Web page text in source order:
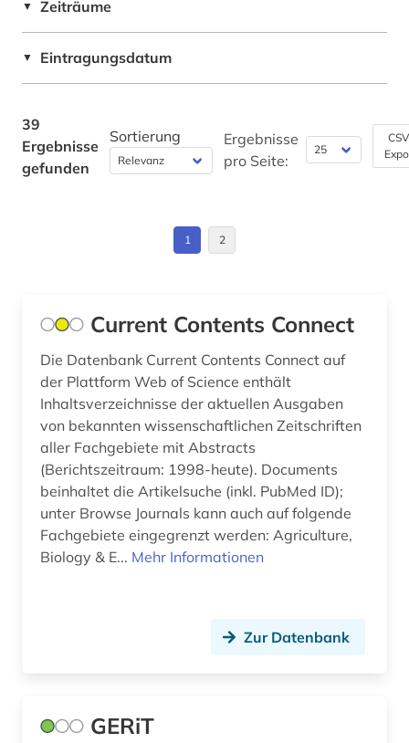
mediävistik (1)
mittellatein (1)
naturwissenschaft (1)
online-publikation (1)
open access (1)
organisation (1)
ostkirche (1)
personalpolitik (1)
philosophie (4)
politik (3)
religion (2)
▼ Zeiträume
▼ Eintragungsdatum
39
Ergebnisse
gefunden
Sortierung
Ergebnisse
pro Seite:
1 2
Current Contents Connect
Die Datenbank Current Contents Connect auf
der Plattform Web of Science enthält
Inhaltsverzeichnisse der aktuellen Ausgaben
von bekannten wissenschaftlichen Zeitschriften
aller Fachgebiete mit Abstracts
(Berichtszeitraum: 1998-heute). Documents
beinhaltet die Artikelsuche (inkl. PubMed ID);
unter Browse Journals kann auch auf folgende
Fachgebiete eingegrenzt werden: Agriculture,
Biology & E... Mehr Informationen
Zur Datenbank
GERiT